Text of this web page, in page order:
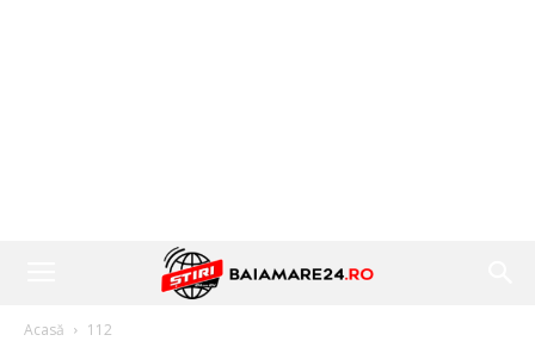
Acasă 112